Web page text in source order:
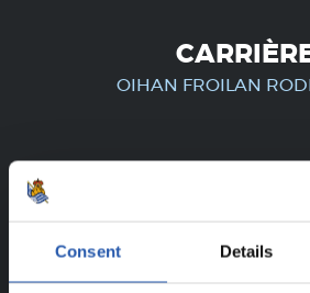
Consent Details
OIHAN FROILAN
UNIQUEMENT
Ce contenu est réservé aux